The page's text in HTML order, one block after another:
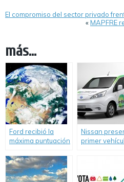
El compromiso del sector privado
«MAPFRE
más...
Ford recibió la
máxima puntuación
en la conservación
del agua.
Nissan
primer
en el mundo.